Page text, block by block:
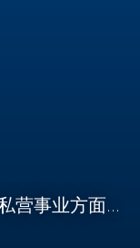
营事业方面…